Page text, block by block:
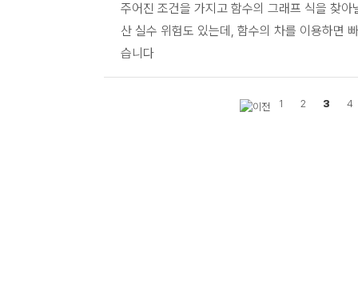
주어진 조건을 가지고 함수의 그래프 식을 찾
산 실수 위험도 있는데, 함수의 차를 이용하면
습니다
1 2 3 4